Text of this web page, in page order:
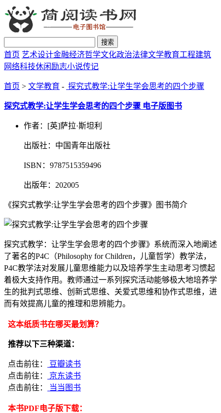
搜索
首页 艺术设计金融经济哲学文化政治法律文学教育工程建筑
网络科技休闲励志小说传记
首页 > 文学教育 - 探究式教学:让学生学会思考的四个步骤
探究式教学:让学生学会思考的四个步骤 电子版图书
作者：[英]萨拉·斯坦利
出版社：中国青年出版社
ISBN：9787515359496
出版年：202005
《探究式教学:让学生学会思考的四个步骤》图书简介
探究式教学：让学生学会思考的四个步骤》系统而深入地阐述
了著名的P4C（Philosophy for Children，儿童哲学）教学法，
P4C教学法对发展儿童思维能力以及培养学生主动思考习惯起
着极大支持作用。教师通过一系列探究活动能够极大地培养学
生的批判式思维、创新式思维、关爱式思维和协作式思维，进
而有效提高儿童的推理和思辨能力。
这本纸质书在哪买最划算？
推荐以下三种渠道：
点击前往：
豆瓣读书
点击前往：
京东读书
点击前往：
当当图书
本书PDF电子版下载：